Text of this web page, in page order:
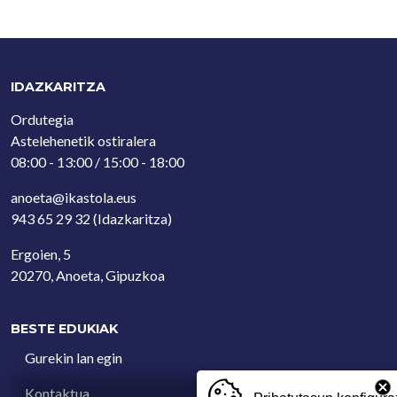
IDAZKARITZA
Ordutegia
Astelehenetik ostiralera
08:00 - 13:00 / 15:00 - 18:00
anoeta@ikastola.eus
943 65 29 32 (Idazkaritza)
Ergoien, 5
20270, Anoeta, Gipuzkoa
BESTE EDUKIAK
Gurekin lan egin
Kontaktua